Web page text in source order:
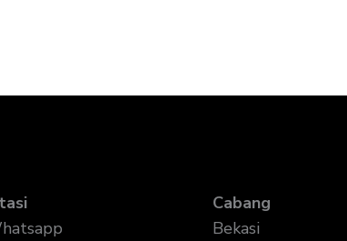
Cabang
Bekasi